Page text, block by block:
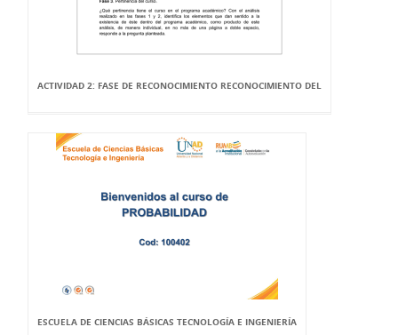
ACTIVIDAD 2: FASE DE RECONOCIMIENTO RECONOCIMIENTO DEL
ESCUELA DE CIENCIAS BÁSICAS TECNOLOGÍA E INGENIERÍA